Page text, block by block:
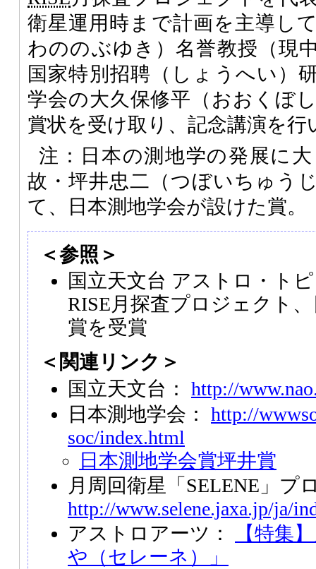
衛星運用時まで計画を主導し
わののぶゆき）名誉教授（現
国家特別招聘（しょうへい）
学会の大久保修平（おおくぼ
賞状を受け取り、記念講演を行
注：日本の測地学の発展に
故・坪井忠二（つぼいちゅう
て、日本測地学会が設けた賞。
＜参照＞
国立天文台 アストロ・ト
RISE月探査プロジェクト
賞を受賞
＜関連リンク＞
国立天文台： http://
日本測地学会： http://
soc/index.html
日本測地学会賞坪井賞
月周回衛星「SELENE」プ
http://www.selene.jaxa.jp/ja/
アストロアーツ：
【特集
や（セレーネ）」